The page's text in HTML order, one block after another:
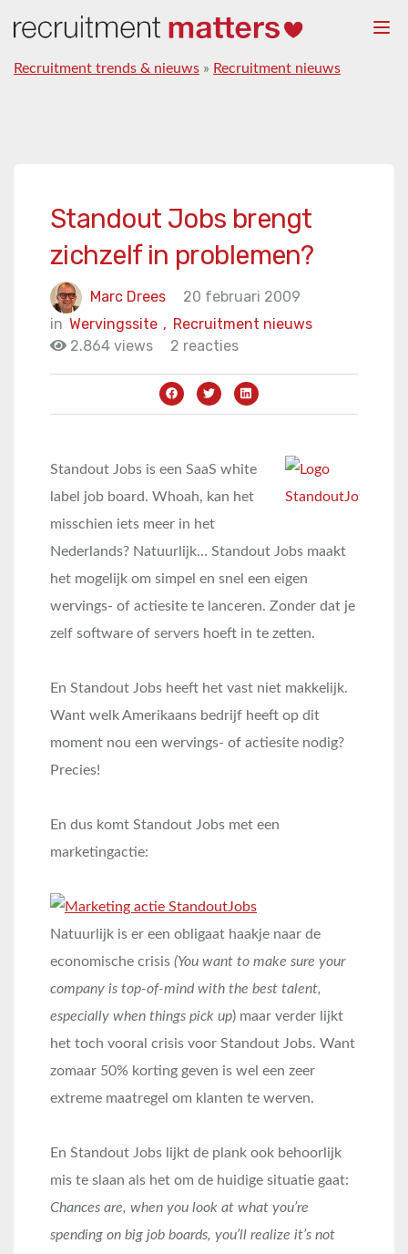
Recruitment trends & nieuws » Recruitment nieuws
Standout Jobs brengt
zichzelf in problemen?
Marc Drees
20 februari 2009
in
Recruitment nieuws
Wervingssite ,
2.864 views
2 reacties
Standout Jobs is een SaaS white
label job board. Whoah, kan het
misschien iets meer in het
Nederlands? Natuurlijk… Standout Jobs maakt
het mogelijk om simpel en snel een eigen
wervings- of actiesite te lanceren. Zonder dat je
zelf software of servers hoeft in te zetten.
En Standout Jobs heeft het vast niet makkelijk.
Want welk Amerikaans bedrijf heeft op dit
moment nou een wervings- of actiesite nodig?
Precies!
En dus komt Standout Jobs met een
marketingactie:
Natuurlijk is er een obligaat haakje naar de
economische crisis (You want to make sure your
company is top-of-mind with the best talent,
especially when things pick up) maar verder lijkt
het toch vooral crisis voor Standout Jobs. Want
zomaar 50% korting geven is wel een zeer
extreme maatregel om klanten te werven.
En Standout Jobs lijkt de plank ook behoorlijk
mis te slaan als het om de huidige situatie gaat:
Chances are, when you look at what you’re
spending on big job boards, you’ll realize it’s not